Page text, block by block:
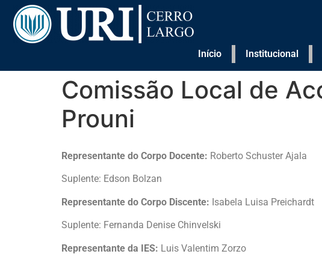
Início Institucional
Comissão Local de
Prouni
Representante do Corpo Docente: Roberto Schuster Ajala
Suplente: Edson Bolzan
Representante do Corpo Discente: Isabela Luisa Preichardt
Suplente: Fernanda Denise Chinvelski
Representante da IES: Luis Valentim Zorzo